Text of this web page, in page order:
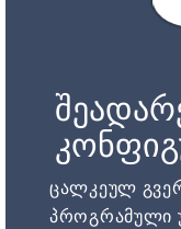
ცალკეულ
პროგრამული